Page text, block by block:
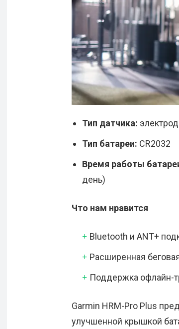
Тип датчика:
Тип батареи: CR2032
Время работы
день)
Что нам нравится
Bluetooth и ANT+
Расширенная
Поддержка офлайн-
Garmin HRM-Pro Plus
улучшенной крышкой